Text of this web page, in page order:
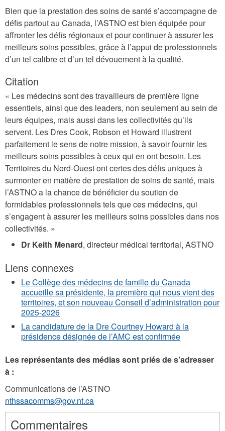
Bien que la prestation des soins de santé s’accompagne de
défis partout au Canada, l’ASTNO est bien équipée pour
affronter les défis régionaux et pour continuer à assurer les
meilleurs soins possibles, grâce à l’appui de professionnels
d’un tel calibre et d’un tel dévouement à la qualité.
Citation
« Les médecins sont des travailleurs de première ligne
essentiels, ainsi que des leaders, non seulement au sein de
leurs équipes, mais aussi dans les collectivités qu’ils
servent. Les Dres Cook, Robson et Howard illustrent
parfaitement le sens de notre mission, à savoir fournir les
meilleurs soins possibles à ceux qui en ont besoin. Les
Territoires du Nord-Ouest ont certes des défis uniques à
surmonter en matière de prestation de soins de santé, mais
l’ASTNO a la chance de bénéficier du soutien de
formidables professionnels tels que ces médecins, qui
s’engagent à assurer les meilleurs soins possibles dans nos
collectivités. »
Dr Keith Menard, directeur médical territorial, ASTNO
Liens connexes
Le Collège des médecins de famille du Canada
accueille sa présidente, la première qui nous vient des
territoires, et son nouveau Conseil d’administration pour
2025-2026
La candidature de la Dre Courtney Howard à la
présidence désignée de l’AMC est confirmée
Les représentants des médias sont priés de s’adresser
à :
Communications de l’ASTNO
nthssacomms@gov.nt.ca
Commentaires